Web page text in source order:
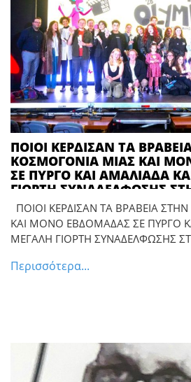
ΠΟΙΟΙ ΚΕΡΔΙΣΑΝ ΤΑ
ΚΟΣΜΟΓΟΝΙΑ ΜΙΑΣ ΚΑΙ
ΣΕ ΠΥΡΓΟ ΚΑΙ ΑΜΑΛΙΑΔΑ
ΓΙΟΡΤΗ ΣΥΝΑΔΕΛΦΩΣΗΣ
ΤΟΥ ΦΕΣΤΙΒΑΛ
ΠΟΙΟΙ ΚΕΡΔΙΣΑΝ ΤΑ ΒΡΑΒΕΙΑ
ΚΑΙ ΜΟΝΟ ΕΒΔΟΜΑΔΑΣ ΣΕ ΠΥΡΓΟ
ΜΕΓΑΛΗ ΓΙΟΡΤΗ ΣΥΝΑΔΕΛΦΩΣΗΣ
Περισσότερα...